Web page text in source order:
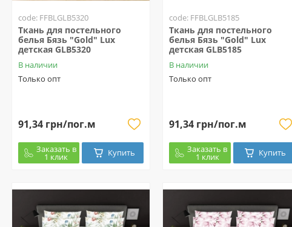
code: FFBLGLB5320
Ткань для постельного
белья Бязь "Gold" Lux
детская GLB5320
В наличии
Только опт
91,34 грн/пог.м
Заказать в
1 клик Купить
code: FFBLGLB5185
Ткань для постельного
белья Бязь "Gold" Lux
детская GLB5185
В наличии
Только опт
91,34 грн/пог.м
Заказать в
1 клик Купить